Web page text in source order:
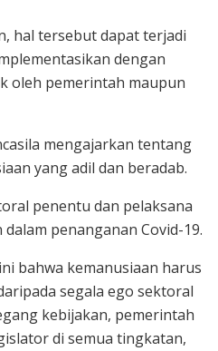
hal tersebut dapat terjadi
dengan
oleh pemerintah maupun
mengajarkan tentang
yang adil dan beradab.
penentu dan pelaksana
penanganan Covid-19.
bahwa kemanusiaan harus
segala ego sektoral
kebijakan, pemerintah
di semua tingkatan,